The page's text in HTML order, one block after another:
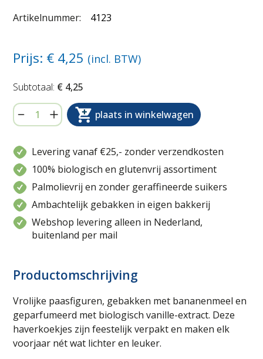
Artikelnummer: 4123
Prijs: € 4,25 (incl. BTW)
€ 4,25
plaats in winkelwagen
Levering vanaf €25,- zonder verzendkosten
100% biologisch en glutenvrij assortiment
Palmolievrij en zonder geraffineerde suikers
Ambachtelijk gebakken in eigen bakkerij
Webshop levering alleen in Nederland,
buitenland per mail
Productomschrijving
Vrolijke paasfiguren, gebakken met bananenmeel en
geparfumeerd met biologisch vanille-extract. Deze
haverkoekjes zijn feestelijk verpakt en maken elk
voorjaar nét wat lichter en leuker.